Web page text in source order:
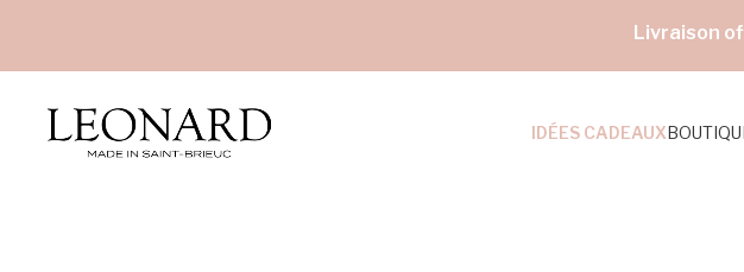
Livraison
IDÉES CADEAUX